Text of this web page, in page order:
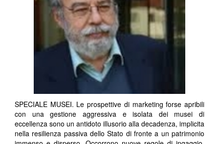
SPECIALE MUSEI. Le prospettive di marketing forse apribili
con una gestione aggressiva e isolata dei musei di
eccellenza sono un antidoto illusorio alla decadenza, implicita
nella resilienza passiva dello Stato di fronte a un patrimonio